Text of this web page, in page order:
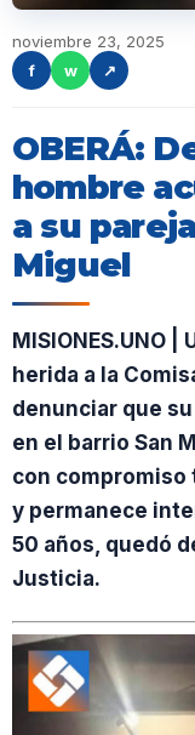
noviembre 23, 2025
f
w ↗
OBERÁ:
hombre
a su
Miguel
MISIONES.UNO
herida a la
denunciar que
en el barrio San
con compromiso
y permanece
50 años, quedó
Justicia.